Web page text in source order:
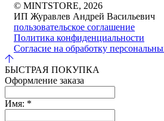
© MINTSTORE, 2026
ИП Журавлев Андрей Васильевич
пользовательское соглашение
Политика конфиденциальности
Согласие на обработку
БЫСТРАЯ ПОКУПКА
Оформление заказа
Имя: *